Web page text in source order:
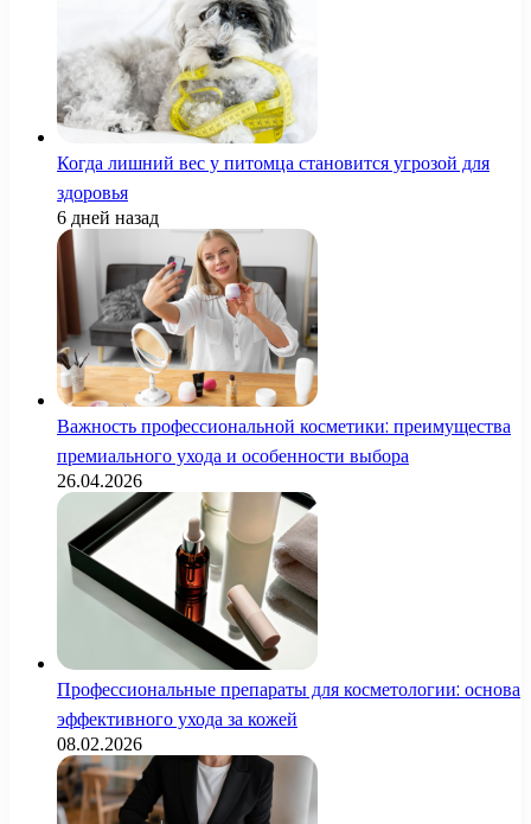
Когда лишний вес у питомца становится угрозой для
здоровья
6 дней назад
Важность профессиональной косметики: преимущества
премиального ухода и особенности выбора
26.04.2026
Профессиональные препараты для косметологии: основа
эффективного ухода за кожей
08.02.2026